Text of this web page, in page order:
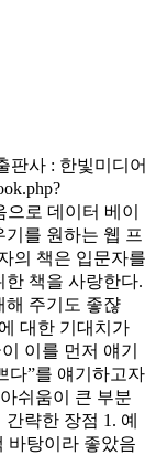
판사 : 한빛미디어
로 데이터 베이
를 원하는 웹 프
의 책은 입문자를
책을 사랑한다.
주기도 좋쟎
대한 기대치가
이를 먼저 얘기
다”를 얘기하고자
쉬움이 큰 부분
략한 장점 1. 예
바탕이라 좋았음